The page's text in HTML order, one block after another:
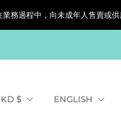
中，向未成年人售賣或供應
$ Language
ENGLISH